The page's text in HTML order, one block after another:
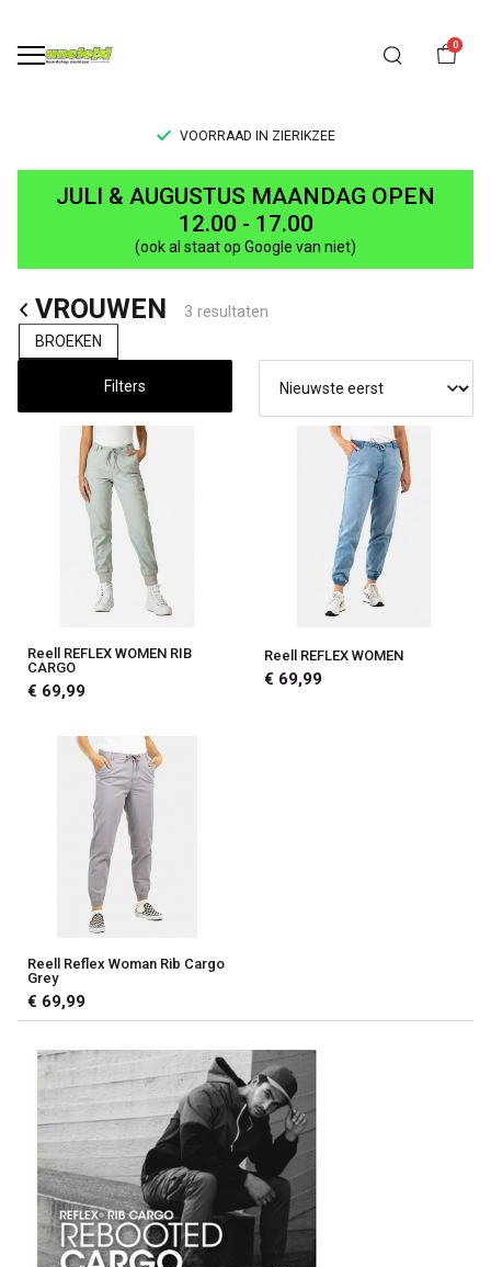
0
VOORRAAD IN ZIERIKZEE
VROUWEN
UNCLE[S]
Boardshop
JULI & AUGUSTUS MAANDAG OPEN
12.00 - 17.00
(ook al staat op Google van niet)
VROUWEN
3 resultaten
BROEKEN
Filters
Reell REFLEX WOMEN RIB
CARGO
€ 69,99
Reell REFLEX WOMEN
€ 69,99
Reell Reflex Woman Rib Cargo
Grey
€ 69,99